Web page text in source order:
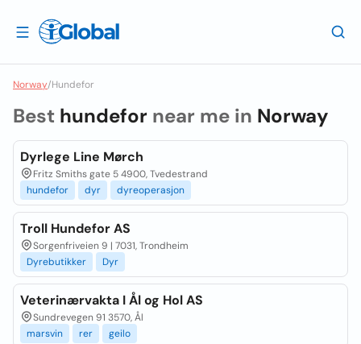
Norway/Hundefor
Best hundefor near me in Norway
Dyrlege Line Mørch
Fritz Smiths gate 5 4900, Tvedestrand
hundefor
dyr dyreoperasjon
Troll Hundefor AS
Sorgenfriveien 9 | 7031, Trondheim
Dyrebutikker
Dyr
Veterinærvakta I Ål og Hol AS
Sundrevegen 91 3570, Ål
marsvin
rer geilo